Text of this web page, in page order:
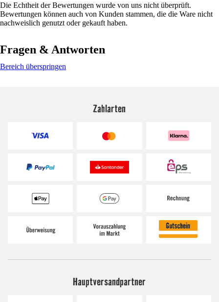
Die Echtheit der Bewertungen wurde von uns nicht überprüft.
Bewertungen können auch von Kunden stammen, die die Ware nicht
nachweislich genutzt oder gekauft haben.
Fragen & Antworten
Bereich überspringen
Zahlarten
Hauptversandpartner